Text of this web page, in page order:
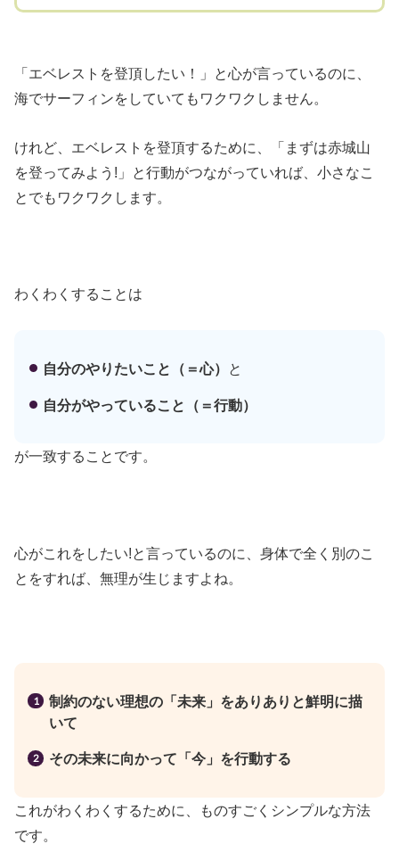
「エベレストを登頂したい！」と心が言っているのに、
海でサーフィンをしていてもワクワクしません。
けれど、エベレストを登頂するために、「まずは赤城山
を登ってみよう!」と行動がつながっていれば、小さなこ
とでもワクワクします。
わくわくすることは
自分のやりたいこと（＝心） と
自分がやっていること（＝行動）
が一致することです。
心がこれをしたい!と言っているのに、身体で全く別のこ
とをすれば、無理が生じますよね。
制約のない理想の「未来」をありありと鮮明に描
いて
その未来に向かって「今」を行動する
これがわくわくするために、ものすごくシンプルな方法
です。